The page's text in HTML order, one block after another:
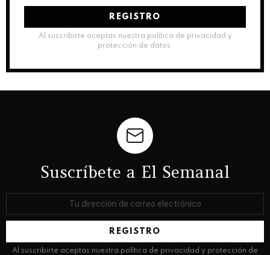
correo
Al suscribirte aceptas nuestra política de privacidad y
protección de datos.
Suscríbete a El Semanal
correo
Al suscribirte aceptas nuestra política de privacidad y protección de